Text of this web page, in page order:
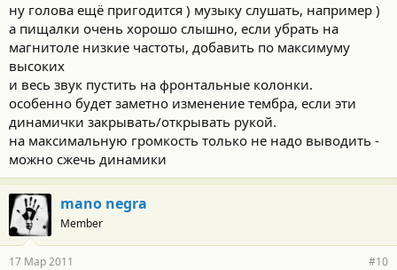
ну голова ещё пригодится ) музыку слушать, например )
а пищалки очень хорошо слышно, если убрать на
магнитоле низкие частоты, добавить по максимуму
высоких
и весь звук пустить на фронтальные колонки.
особенно будет заметно изменение тембра, если эти
динамички закрывать/открывать рукой.
на максимальную громкость только не надо выводить -
можно сжечь динамики
mano negra
Member
17 Мар 2011 #10